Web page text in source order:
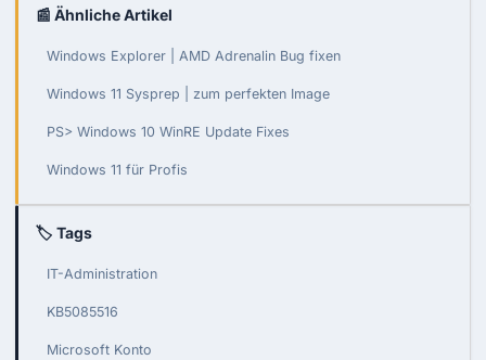
📰 Ähnliche Artikel
Windows Explorer | AMD Adrenalin Bug fixen
Windows 11 Sysprep | zum perfekten Image
PS> Windows 10 WinRE Update Fixes
Windows 11 für Profis
🏷 Tags
IT-Administration
KB5085516
Microsoft Konto